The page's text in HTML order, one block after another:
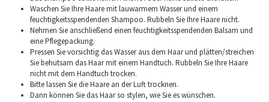
Waschen Sie Ihre Haare mit lauwarmem Wasser und einem
feuchtigkeitsspendenden Shampoo. Rubbeln Sie Ihre Haare nicht.
Nehmen Sie anschließend einen feuchtigkeitsspendenden Balsam und
eine Pflegepackung.
Pressen Sie vorsichtig das Wasser aus dem Haar und plätten/streichen
Sie behutsam das Haar mit einem Handtuch. Rubbeln Sie Ihre Haare
nicht mit dem Handtuch trocken.
Bitte lassen Sie die Haare an der Luft trocknen.
Dann können Sie das Haar so stylen, wie Sie es wünschen.